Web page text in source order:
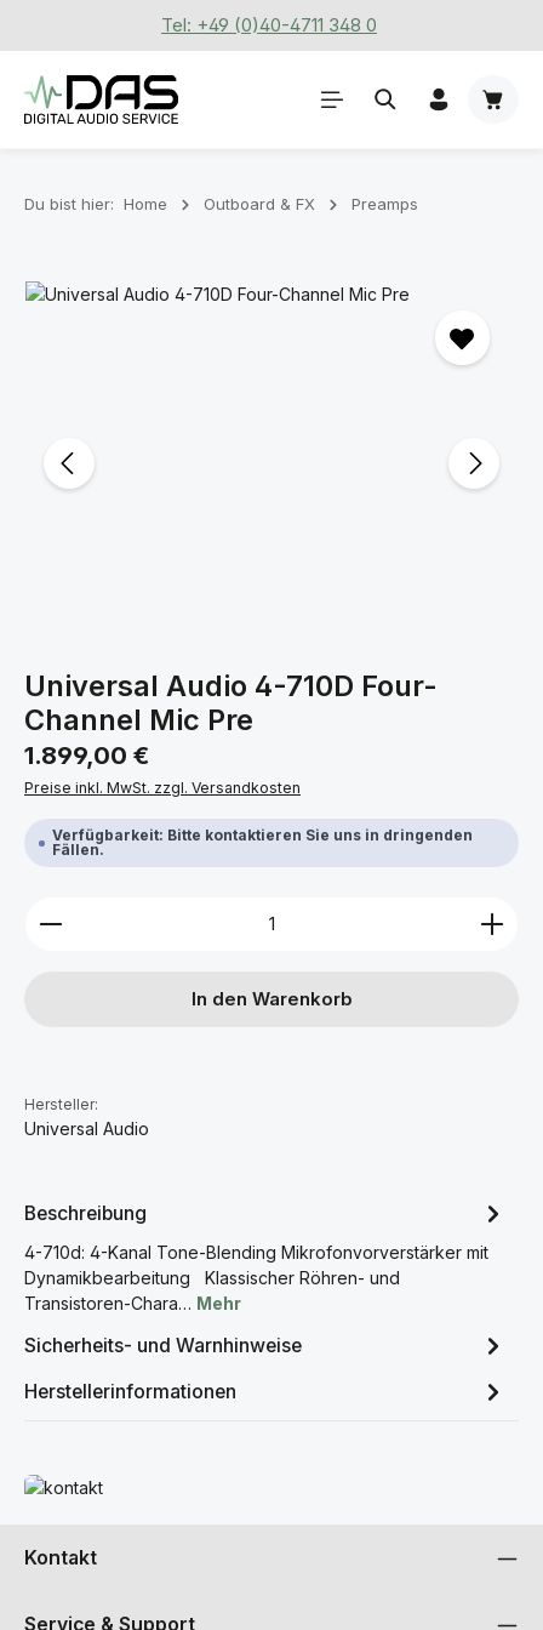
Zum Hauptinhalt springenTel: +49 (0)40-4711 348 0
Du bist hier: Home Outboard & FX Preamps
Bildergalerie überspringen
Universal Audio 4-710D Four-
Channel Mic Pre
Regulärer Preis:
1.899,00 €
Preise inkl. MwSt. zzgl. Versandkosten
Verfügbarkeit: Bitte kontaktieren Sie uns in dringenden
Fällen.
Produkt Anzahl: Gib den gewünschten Wert ein
In den Warenkorb
Hersteller:
Universal Audio
Beschreibung
4-710d: 4-Kanal Tone-Blending Mikrofonvorverstärker mit
Dynamikbearbeitung Klassischer Röhren- und
Transistoren-Chara… Mehr
Sicherheits- und Warnhinweise
Herstellerinformationen
Mehr erfahren
Kontakt
Service & Support